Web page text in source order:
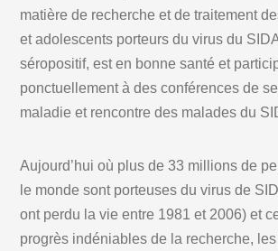
matière de recherche et de traitement
et adolescents porteurs du virus du
séropositif, est en bonne santé et
ponctuellement à des conférences de
maladie et rencontre des malades du
Aujourd’hui où plus de 33 millions de
le monde sont porteuses du virus de
ont perdu la vie entre 1981 et 2006) et
progrès indéniables de la recherche,